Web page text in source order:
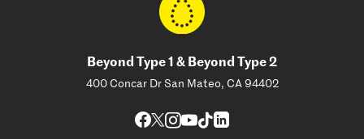
Beyond Type 1 & Beyond Type 2
400 Concar Dr San Mateo, CA 94402